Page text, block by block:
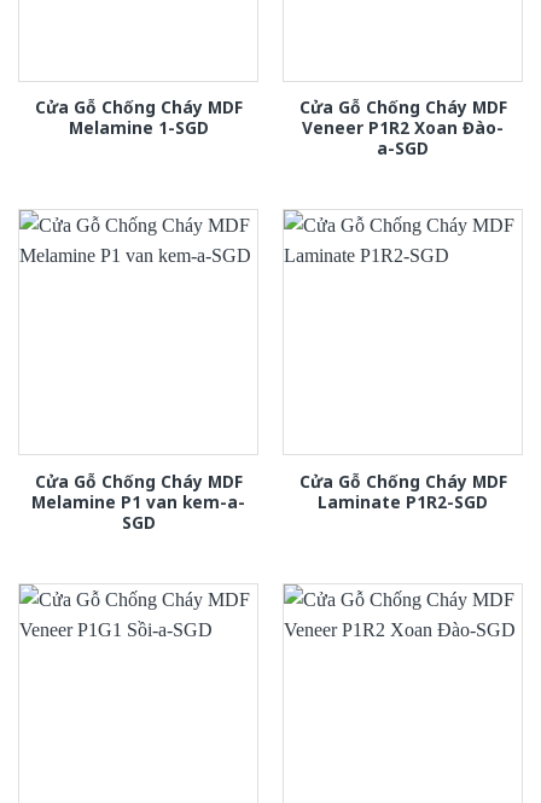
Cửa Gỗ Chống Cháy MDF
Melamine 1-SGD
Cửa Gỗ Chống Cháy MDF
Veneer P1R2 Xoan Đào-
a-SGD
Cửa Gỗ Chống Cháy MDF
Melamine P1 van kem-a-
SGD
Cửa Gỗ Chống Cháy MDF
Laminate P1R2-SGD